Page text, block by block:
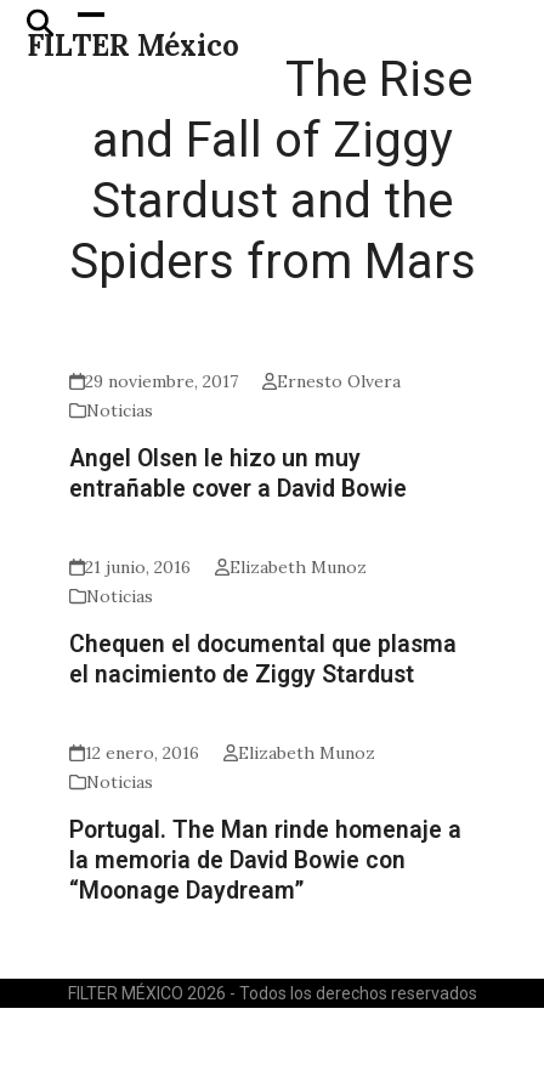
Skip
FILTER México
Open
mobile
Close
mobile
The Rise
and Fall of Ziggy
Stardust and the
Spiders from Mars
29 noviembre, 2017
Ernesto Olvera
Noticias
Angel Olsen le hizo un muy
entrañable cover a David Bowie
21 junio, 2016
Elizabeth Munoz
Noticias
Chequen el documental que plasma
el nacimiento de Ziggy Stardust
12 enero, 2016
Elizabeth Munoz
Noticias
Portugal. The Man rinde homenaje a
la memoria de David Bowie con
“Moonage Daydream”
FILTER MÉXICO 2026 - Todos los derechos reservados